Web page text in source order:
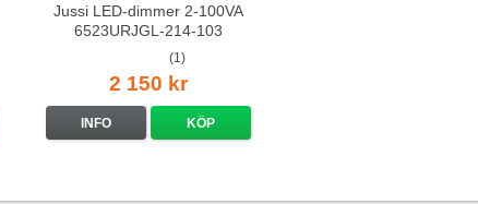
Jussi LED-dimmer 2-100VA
6523URJGL-214-103
(1)
2 150 kr
INFO KÖP